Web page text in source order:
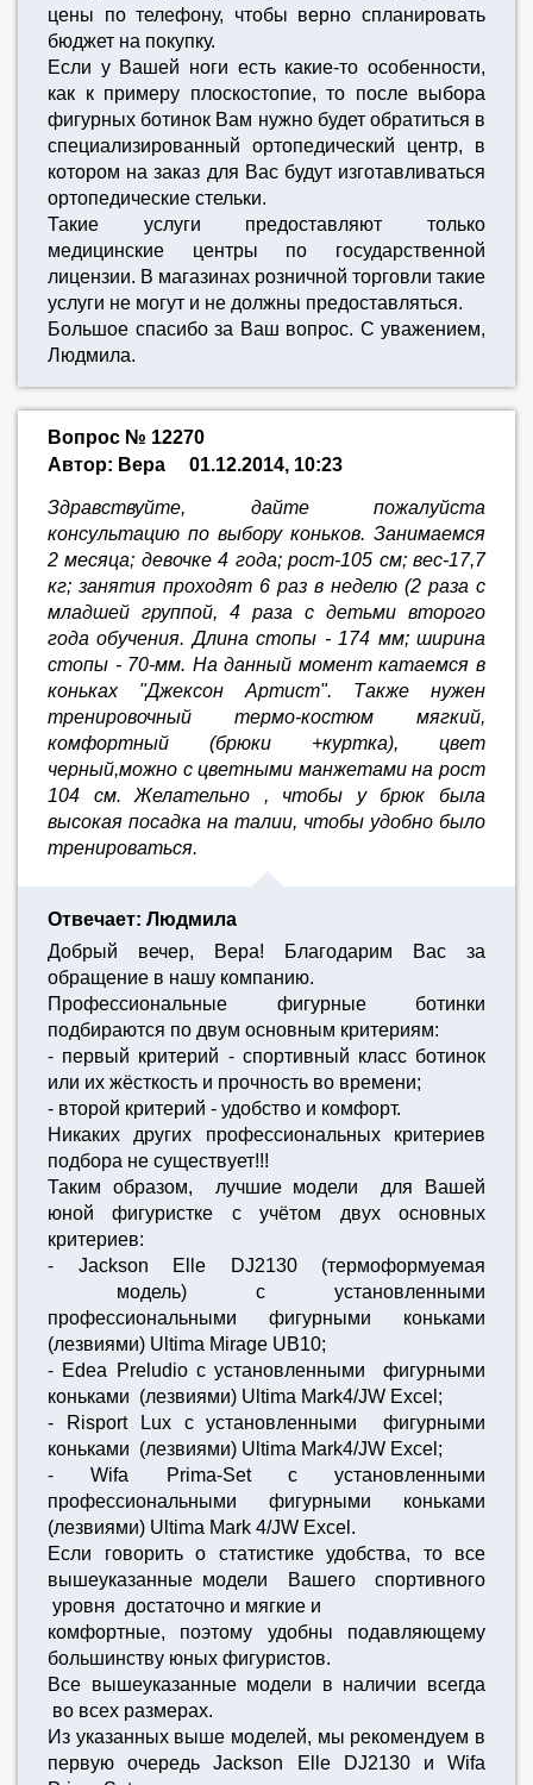
цены по телефону, чтобы верно спланировать
бюджет на покупку.
Если у Вашей ноги есть какие-то особенности,
как к примеру плоскостопие, то после выбора
фигурных ботинок Вам нужно будет обратиться в
специализированный ортопедический центр, в
котором на заказ для Вас будут изготавливаться
ортопедические стельки.
Такие услуги предоставляют только
медицинские центры по государственной
лицензии. В магазинах розничной торговли такие
услуги не могут и не должны предоставляться.
Большое спасибо за Ваш вопрос. С уважением,
Людмила.
Вопрос № 12270
Автор: Вера
01.12.2014, 10:23
Здравствуйте, дайте пожалуйста
консультацию по выбору коньков. Занимаемся
2 месяца; девочке 4 года; рост-105 см; вес-17,7
кг; занятия проходят 6 раз в неделю (2 раза с
младшей группой, 4 раза с детьми второго
года обучения. Длина стопы - 174 мм; ширина
стопы - 70-мм. На данный момент катаемся в
коньках "Джексон Артист". Также нужен
тренировочный термо-костюм мягкий,
комфортный (брюки +куртка), цвет
черный,можно с цветными манжетами на рост
104 см. Желательно , чтобы у брюк была
высокая посадка на талии, чтобы удобно было
тренироваться.
Отвечает: Людмила
Добрый вечер, Вера! Благодарим Вас за
обращение в нашу компанию.
Профессиональные фигурные ботинки
подбираются по двум основным критериям:
- первый критерий - спортивный класс ботинок
или их жёсткость и прочность во времени;
- второй критерий - удобство и комфорт.
Никаких других профессиональных критериев
подбора не существует!!!
Таким образом, лучшие модели для Вашей
юной фигуристке с учётом двух основных
критериев:
- Jackson Elle DJ2130 (термоформуемая
модель) с установленными
профессиональными фигурными коньками
(лезвиями) Ultima Mirage UB10;
- Edea Preludio с установленными фигурными
коньками (лезвиями) Ultima Mark4/JW Excel;
- Risport Lux с установленными фигурными
коньками (лезвиями) Ultima Mark4/JW Excel;
- Wifa Prima-Set с установленными
профессиональными фигурными коньками
(лезвиями) Ultima Mark 4/JW Excel.
Если говорить о статистике удобства, то все
вышеуказанные модели Вашего спортивного
уровня достаточно и мягкие и
комфортные, поэтому удобны подавляющему
большинству юных фигуристов.
Все вышеуказанные модели в наличии всегда
во всех размерах.
Из указанных выше моделей, мы рекомендуем в
первую очередь Jackson Elle DJ2130 и Wifa